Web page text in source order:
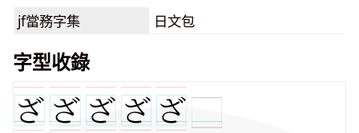
jf當務字集 日文包
字型收錄